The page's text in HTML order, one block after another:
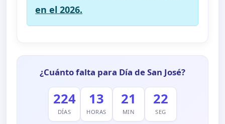
en el 2026.
¿Cuánto falta para Día de San José?
224
DÍAS
13
HORAS
21
MIN
21
SEG